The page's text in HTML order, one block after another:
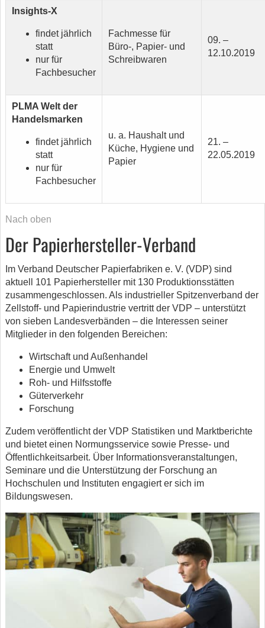
Insights-X
findet jährlich
statt
nur für
Fachbesucher
Fachmesse für
Büro-, Papier- und
Schreibwaren
09. –
12.10.2019
PLMA Welt der
Handelsmarken
findet jährlich
statt
nur für
Fachbesucher
u. a. Haushalt und
Küche, Hygiene und
Papier
21. –
22.05.2019
Nach oben
Der Papierhersteller-Verband
Im Verband Deutscher Papierfabriken e. V. (VDP) sind
aktuell 101 Papierhersteller mit 130 Produktionsstätten
zusammengeschlossen. Als industrieller Spitzenverband der
Zellstoff- und Papierindustrie vertritt der VDP – unterstützt
von sieben Landesverbänden – die Interessen seiner
Mitglieder in den folgenden Bereichen:
Wirtschaft und Außenhandel
Energie und Umwelt
Roh- und Hilfsstoffe
Güterverkehr
Forschung
Zudem veröffentlicht der VDP Statistiken und Marktberichte
und bietet einen Normungsservice sowie Presse- und
Öffentlichkeitsarbeit. Über Informationsveranstaltungen,
Seminare und die Unterstützung der Forschung an
Hochschulen und Instituten engagiert er sich im
Bildungswesen.